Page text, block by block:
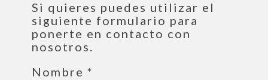
Si quieres puedes utilizar el
siguiente formulario para
ponerte en contacto con
nosotros.
Nombre *